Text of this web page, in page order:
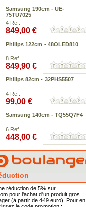
Samsung 190cm - UE-
75TU7025
4 Ref.
849,00 €
Philips 122cm - 48OLED810
8 Ref.
849,90 €
Philips 82cm - 32PHS5507
4 Ref.
99,00 €
Samsung 140cm - TQ55Q7F4
6 Ref.
448,00 €
réduction de 5% sur
pour l'achat d'un produit gros
(à partir de 449 euro). Pour en